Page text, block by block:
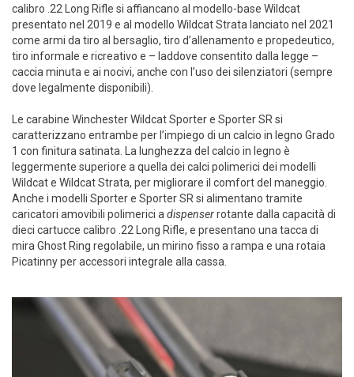
calibro .22 Long Rifle si affiancano al modello-base Wildcat
presentato nel 2019 e al modello Wildcat Strata lanciato nel 2021
come armi da tiro al bersaglio, tiro d’allenamento e propedeutico,
tiro informale e ricreativo e – laddove consentito dalla legge –
caccia minuta e ai nocivi, anche con l’uso dei silenziatori (sempre
dove legalmente disponibili).
Le carabine Winchester Wildcat Sporter e Sporter SR si
caratterizzano entrambe per l’impiego di un calcio in legno Grado
1 con finitura satinata. La lunghezza del calcio in legno è
leggermente superiore a quella dei calci polimerici dei modelli
Wildcat e Wildcat Strata, per migliorare il comfort del maneggio.
Anche i modelli Sporter e Sporter SR si alimentano tramite
caricatori amovibili polimerici a dispenserrotante dalla capacità di
dieci cartucce calibro .22 Long Rifle, e presentano una tacca di
mira Ghost Ring regolabile, un mirino fisso a rampa e una rotaia
Picatinny per accessori integrale alla cassa.